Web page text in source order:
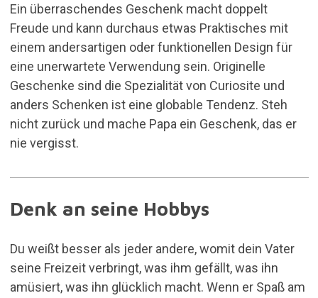
Ein überraschendes Geschenk macht doppelt
Freude und kann durchaus etwas Praktisches mit
einem andersartigen oder funktionellen Design für
eine unerwartete Verwendung sein. Originelle
Geschenke sind die Spezialität von Curiosite und
anders Schenken ist eine globable Tendenz. Steh
nicht zurück und mache Papa ein Geschenk, das er
nie vergisst.
Denk an seine Hobbys
Du weißt besser als jeder andere, womit dein Vater
seine Freizeit verbringt, was ihm gefällt, was ihn
amüsiert, was ihn glücklich macht. Wenn er Spaß am